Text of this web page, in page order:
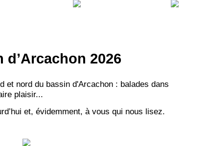
2026
et nord du bassin d'Arcachon : balades dans
plaisir...
et, évidemment, à vous qui nous lisez.